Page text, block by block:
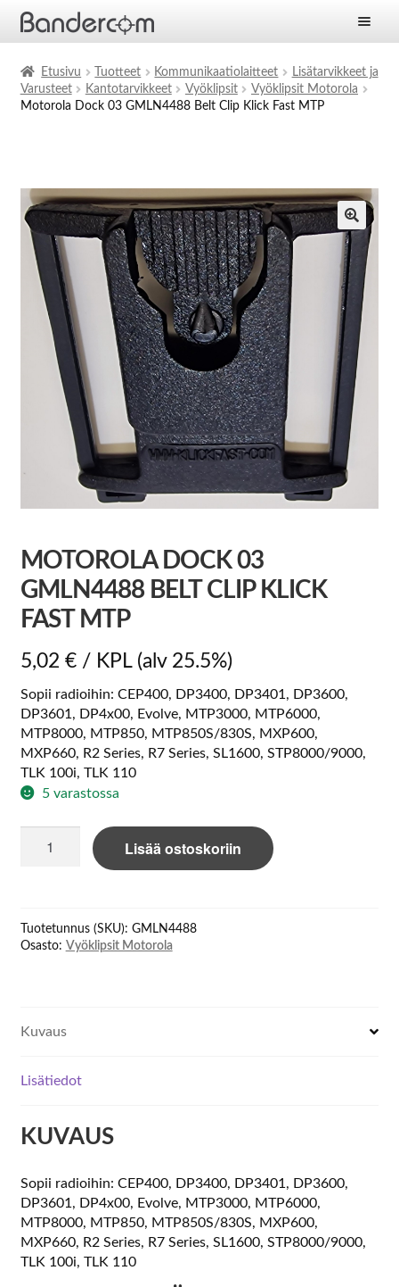
Tuotteet
tason
valikko
Palvelut
tason
valikko
Yritys
Ajankohtaista
Yhteystiedot
Etusivu Tuotteet Kommunikaatiolaitteet
Lisätarvikkeet ja
Varusteet
Kantotarvikkeet Vyöklipsit
Vyöklipsit Motorola
Motorola Dock 03 GMLN4488 Belt Clip Klick Fast MTP
MOTOROLA DOCK 03
GMLN4488 BELT CLIP KLICK
FAST MTP
5,02 €/ KPL (alv 25.5%)
Sopii radioihin: CEP400, DP3400, DP3401, DP3600,
DP3601, DP4x00, Evolve, MTP3000, MTP6000,
MTP8000, MTP850, MTP850S/830S, MXP600,
MXP660, R2 Series, R7 Series, SL1600, STP8000/9000,
TLK 100i, TLK 110
5 varastossa
Dock
Clip
Klick
Lisää ostoskoriin
Tuotetunnus (SKU): GMLN4488
Osasto: Vyöklipsit Motorola
Kuvaus
Lisätiedot
KUVAUS
Sopii radioihin: CEP400, DP3400, DP3401, DP3600,
DP3601, DP4x00, Evolve, MTP3000, MTP6000,
MTP8000, MTP850, MTP850S/830S, MXP600,
MXP660, R2 Series, R7 Series, SL1600, STP8000/9000,
TLK 100i, TLK 110